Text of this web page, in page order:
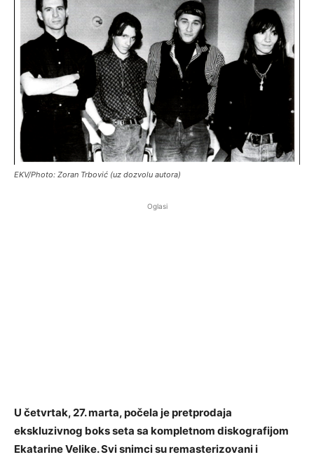
EKV/Photo: Zoran Trbović (uz dozvolu autora)
Oglasi
U četvrtak, 27. marta, počela je pretprodaja
ekskluzivnog boks seta sa kompletnom diskografijom
Ekatarine Velike. Svi snimci su remasterizovani i